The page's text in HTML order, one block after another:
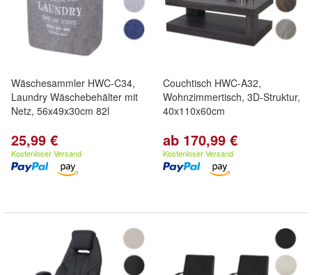
Wäschesammler HWC-C34,
Laundry Wäschebehälter mit
Netz, 56x49x30cm 82l
25,99 €
Kostenloser Versand
Couchtisch HWC-A32,
Wohnzimmertisch, 3D-Struktur,
40x110x60cm
ab 170,99 €
Kostenloser Versand